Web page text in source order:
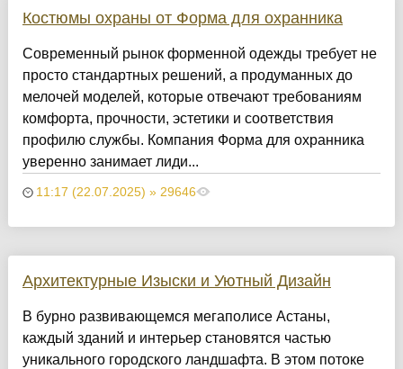
Костюмы охраны от Форма для охранника
Современный рынок форменной одежды требует не
просто стандартных решений, а продуманных до
мелочей моделей, которые отвечают требованиям
комфорта, прочности, эстетики и соответствия
профилю службы. Компания Форма для охранника
уверенно занимает лиди...
11:17 (22.07.2025) » 29646
Архитектурные Изыски и Уютный Дизайн
​В бурно развивающемся мегаполисе Астаны,
каждый зданий и интерьер становятся частью
уникального городского ландшафта. В этом потоке